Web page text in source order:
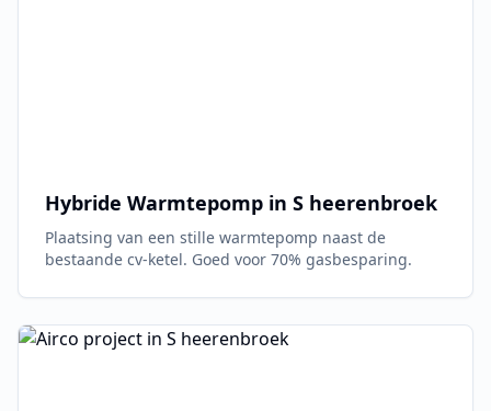
Hybride Warmtepomp in S heerenbroek
Plaatsing van een stille warmtepomp naast de
bestaande cv-ketel. Goed voor 70% gasbesparing.